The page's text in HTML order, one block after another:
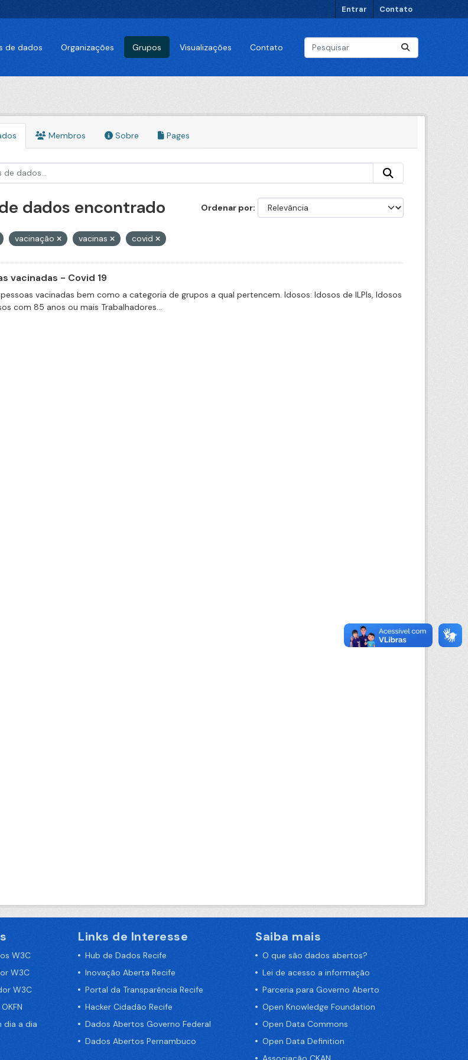
Entrar Contato
de dados Organizações Grupos Visualizações Contato
Membros Sobre Pages
Ordenar por
dados encontrado
vacinação vacinas covid
vacinadas - Covid 19
vacinadas bem como a categoria de grupos a qual pertencem. Idosos: Idosos de ILPIs, Idosos
com 85 anos ou mais Trabalhadores...
W3C
W3C
W3C
dia a dia
Links de Interesse
Hub de Dados Recife
Inovação Aberta Recife
Portal da Transparência Recife
Hacker Cidadão Recife
Dados Abertos Governo Federal
Dados Abertos Pernambuco
Saiba mais
O que são dados abertos?
Lei de acesso a informação
Parceria para Governo Aberto
Open Knowledge Foundation
Open Data Commons
Open Data Definition